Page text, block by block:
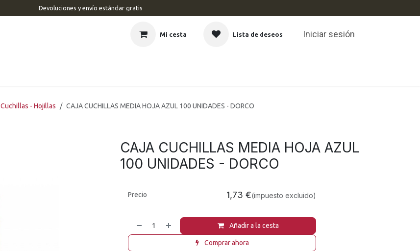
Devoluciones y envío estándar gratis
Mi cesta Lista de deseos Iniciar sesión
Cuchillas - Hojillas CAJA CUCHILLAS MEDIA HOJA AZUL 100 UNIDADES - DORCO
CAJA CUCHILLAS MEDIA HOJA AZUL
100 UNIDADES - DORCO
Añadir a la cesta
Comprar ahora
Precio 1,73 €(impuesto excluido)